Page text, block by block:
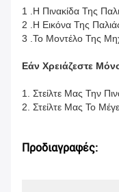
1 .Η Πινακίδα Της
2 .Η Εικόνα Της
3 .Το Μοντέλο Της
Εάν Χρειάζεστε
1. Στείλτε Μας Την
2. Στείλτε Μας Το
Προδιαγραφές: